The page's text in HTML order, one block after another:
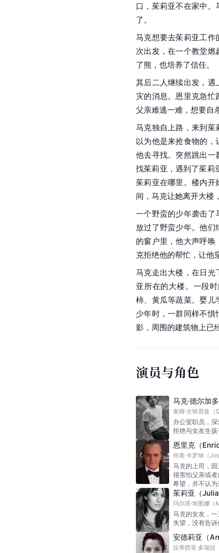
口，茱莉亚不在家中
了。
马克想要去茱莉亚工作
次出发，在一个教堂
了熊，也培养了信任。
其后二人继续出发，遇
灾的消息。恩里克急
父亲难逃一难，想要自
马克独自上路，来到茱
以为他是来抢食物的
他去寻找。突然跳出一
找茱莉亚 ，遇到了茱
茱莉亚在哪里。楼内开
间，马克让她离开大楼
一个野蛮的少年袭击了
放过了野蛮少年。他
的窗户里，他大声呼
克拒绝他的帮忙，让他
马克走出大楼，在日光
亚所在的大楼。一段
柿、黄瓜等蔬菜。婴儿
少年时，一群同样不
影，周围的建筑物上已
演员与角色
马克·德尔加
奎姆·古铁雷兹
办公室职员，
拒绝与女友生
恩里克（
何塞·卡罗纳（
马克的上司，
很害怕父亲或
希望，并不认
茱莉亚（
玛尔塔·埃图娜（
马克的女友，
失望，没有告
安德莉亚（
拉蒂西亚·多瑞